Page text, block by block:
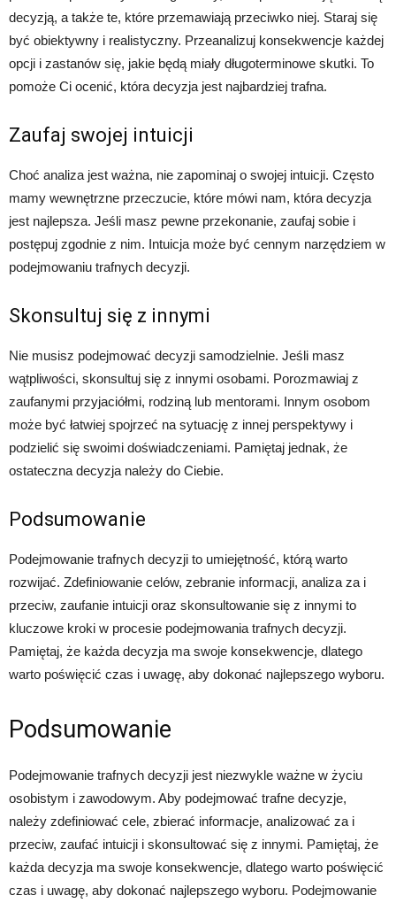
decyzją, a także te, które przemawiają przeciwko niej. Staraj się
być obiektywny i realistyczny. Przeanalizuj konsekwencje każdej
opcji i zastanów się, jakie będą miały długoterminowe skutki. To
pomoże Ci ocenić, która decyzja jest najbardziej trafna.
Zaufaj swojej intuicji
Choć analiza jest ważna, nie zapominaj o swojej intuicji. Często
mamy wewnętrzne przeczucie, które mówi nam, która decyzja
jest najlepsza. Jeśli masz pewne przekonanie, zaufaj sobie i
postępuj zgodnie z nim. Intuicja może być cennym narzędziem w
podejmowaniu trafnych decyzji.
Skonsultuj się z innymi
Nie musisz podejmować decyzji samodzielnie. Jeśli masz
wątpliwości, skonsultuj się z innymi osobami. Porozmawiaj z
zaufanymi przyjaciółmi, rodziną lub mentorami. Innym osobom
może być łatwiej spojrzeć na sytuację z innej perspektywy i
podzielić się swoimi doświadczeniami. Pamiętaj jednak, że
ostateczna decyzja należy do Ciebie.
Podsumowanie
Podejmowanie trafnych decyzji to umiejętność, którą warto
rozwijać. Zdefiniowanie celów, zebranie informacji, analiza za i
przeciw, zaufanie intuicji oraz skonsultowanie się z innymi to
kluczowe kroki w procesie podejmowania trafnych decyzji.
Pamiętaj, że każda decyzja ma swoje konsekwencje, dlatego
warto poświęcić czas i uwagę, aby dokonać najlepszego wyboru.
Podsumowanie
Podejmowanie trafnych decyzji jest niezwykle ważne w życiu
osobistym i zawodowym. Aby podejmować trafne decyzje,
należy zdefiniować cele, zbierać informacje, analizować za i
przeciw, zaufać intuicji i skonsultować się z innymi. Pamiętaj, że
każda decyzja ma swoje konsekwencje, dlatego warto poświęcić
czas i uwagę, aby dokonać najlepszego wyboru. Podejmowanie